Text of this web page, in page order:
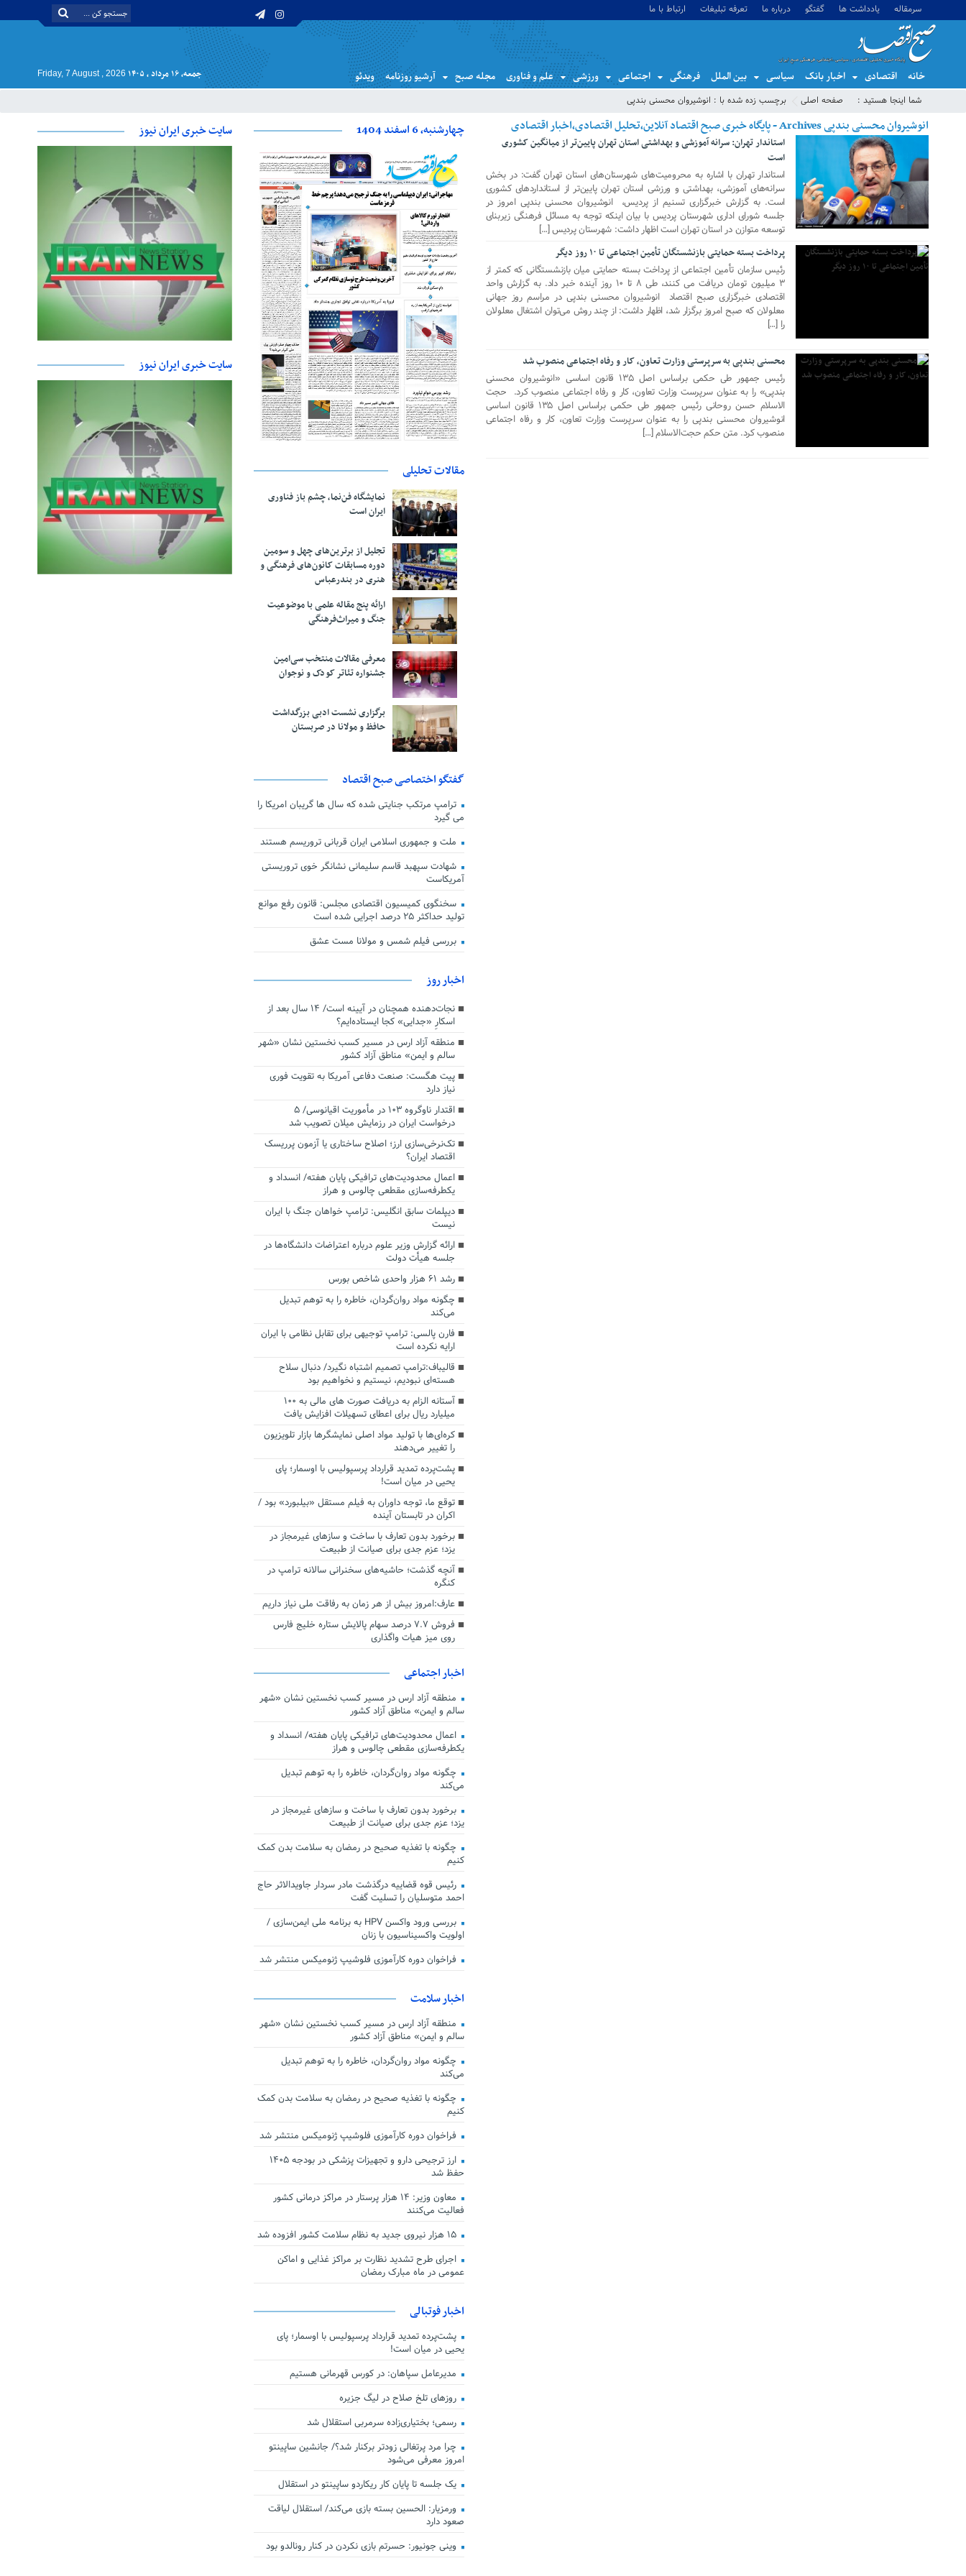
سرمقاله یادداشت ها گفتگو درباره ما تعرفه تبلیغات ارتباط با ما
خانه اقتصادی اخبار بانک سیاسی بین الملل فرهنگی اجتماعی ورزشی علم و فناوری مجله صبح آرشیو روزنامه ویدئو جمعه, ۱۶ مرداد , ۱۴۰۵ Friday, 7 August , 2026
شما اینجا هستید : صفحه اصلی برچسب زده شده با : انوشیروان محسنی بندپی
انوشیروان محسنی بندپی Archives - پایگاه خبری صبح اقتصاد آنلاین،تحلیل اقتصادی،اخبار اقتصادی
21 ژانویه 2019
استاندار تهران: سرانه‌ آموزشی و بهداشتی استان تهران پایین‌تر از میانگین کشوری
است
استاندار تهران با اشاره به محرومیت‌های شهرستان‌های استان تهران گفت: در بخش
سرانه‌های آموزشی، بهداشتی و ورزشی استان تهران پایین‌تر از استانداردهای کشوری
است. به گزارش خبرگزاری تسنیم از پردیس، انوشیروان محسنی بندپی امروز در
جلسه شورای اداری شهرستان پردیس با بیان اینکه توجه به مسائل فرهنگی زیربنای
توسعه متوازن در استان تهران است اظهار داشت: شهرستان پردیس […]
03 دسامبر 2018
پرداخت بسته حمایتی بازنشستگان تأمین اجتماعی تا ۱۰ روز دیگر
رئیس سازمان تأمین اجتماعی از پرداخت بسته حمایتی میان بازنشستگانی که کمتر از
۳ میلیون تومان دریافت می کنند، طی ۸ تا ۱۰ روز آینده خبر داد. به گزارش واحد
اقتصادی خبرگزاری صبح اقتصاد انوشیروان محسنی بندپی در مراسم روز جهانی
معلولان که صبح امروز برگزار شد، اظهار داشت: از چند روش می‌توان اشتغال معلولان
را […]
محسنی بندپی به سرپرستی وزارت تعاون، کار و رفاه اجتماعی منصوب شد
رئیس جمهور طی حکمی براساس اصل ۱۳۵ قانون اساسی «انوشیروان محسنی
بندپی» را به عنوان سرپرست وزارت تعاون، کار و رفاه اجتماعی منصوب کرد. حجت
الاسلام حسن روحانی رئیس جمهور طی حکمی براساس اصل ۱۳۵ قانون اساسی
انوشیروان محسنی بندپی را به عنوان سرپرست وزارت تعاون، کار و رفاه اجتماعی
منصوب کرد. متن حکم حجت‌الاسلام […]
چهارشنبه، 6 اسفند 1404
مقالات تحلیلی
نمایشگاه فن‌نما، چشم باز فناوری
ایران است
تجلیل از بر‌ترین‌های چهل و سومین
دوره مسابقات کانون‌های فرهنگی و
هنری در بندرعباس
ارائه پنج مقاله علمی با موضوعیت
جنگ و میراث‌فرهنگی
معرفی مقالات منتخب سی‌امین
جشنواره تئاتر کودک و نوجوان
برگزاری نشست ادبی بزرگداشت
حافظ و مولانا در صربستان
گفتگو اختصاصی صبح اقتصاد
ترامپ مرتکب جنایتی شده که سال ها گریبان امریکا را
می گیرد
ملت و جمهوری اسلامی ایران قربانی تروریسم هستند
شهادت سپهبد قاسم سلیمانی نشانگر خوی تروریستی
آمریکاست
سخنگوی کمیسیون اقتصادی مجلس: قانون رفع موانع
تولید حداکثر ۲۵ درصد اجرایی شده است
بررسی فیلم شمس و مولانا مست عشق
اخبار روز
نجات‌دهنده‌ همچنان در آیینه است/ ۱۴ سال بعد از
اسکارِ «جدایی» کجا ایستاده‌ایم؟
منطقه آزاد ارس در مسیر کسب نخستین نشان «شهر
سالم و ایمن» مناطق آزاد کشور
پیت هگست: صنعت دفاعی آمریکا به تقویت فوری
نیاز دارد
اقتدار ناوگروه ۱۰۳ در مأموریت‌ اقیانوسی/ ۵
درخواست ایران در رزمایش میلان تصویب شد
تک‌نرخی‌سازی ارز؛ اصلاح ساختاری یا آزمون پرریسک
اقتصاد ایران؟
اعمال محدودیت‌های ترافیکی پایان هفته/ انسداد و
یکطرفه‌سازی مقطعی چالوس و هراز
دیپلمات سابق انگلیس:‌ ترامپ خواهان جنگ با ایران
نیست
ارائه گزارش وزیر علوم درباره اعتراضات دانشگاه‌ها در
جلسه هیأت دولت
رشد ۶۱ هزار واحدی شاخص بورس
چگونه مواد روان‌گردان، خاطره را به توهم تبدیل
می‌کند
فارن پالسی: ترامپ توجیهی برای تقابل نظامی با ایران
ارایه نکرده است
قالیباف:ترامپ تصمیم اشتباه نگیرد/ دنبال سلاح
هسته‌ای نبودیم، نیستیم و نخواهیم بود
آستانه الزام به دریافت صورت های مالی به ۱۰۰
میلیارد ریال برای اعطای تسهیلات افزایش یافت
کره‌ای‌ها با تولید مواد اصلی نمایشگرها بازار تلویزیون
را تغییر می‌دهند
پشت‌پرده تمدید قرارداد پرسپولیس با اوسمار؛ پای
یحیی در میان است!
توقع ما، توجه داوران به فیلم مستقل «بیلبورد» بود /
اکران در تابستان آینده
برخورد بدون تعارف با ساخت‌ و سازهای غیرمجاز در
یزد؛ عزم جدی برای صیانت از طبیعت
آنچه گذشت؛ حاشیه‌های سخنرانی سالانه ترامپ در
کنگره
عارف:امروز بیش از هر زمان به رفاقت ملی نیاز داریم
فروش ۷.۷ درصد سهام پالایش ستاره خلیج فارس
روی میز هیات واگذاری
اخبار اجتماعی
منطقه آزاد ارس در مسیر کسب نخستین نشان «شهر
سالم و ایمن» مناطق آزاد کشور
اعمال محدودیت‌های ترافیکی پایان هفته/ انسداد و
یکطرفه‌سازی مقطعی چالوس و هراز
چگونه مواد روان‌گردان، خاطره را به توهم تبدیل
می‌کند
برخورد بدون تعارف با ساخت‌ و سازهای غیرمجاز در
یزد؛ عزم جدی برای صیانت از طبیعت
چگونه با تغذیه صحیح در رمضان به سلامت بدن کمک
کنیم
رئیس قوه قضاییه درگذشت مادر سردار جاویدالاثر حاج
احمد متوسلیان را تسلیت گفت
بررسی ورود واکسن HPV به برنامه ملی ایمن‌سازی /
اولویت واکسیناسیون با زنان
فراخوان دوره کارآموزی فلوشیپ ژنومیکس منتشر شد
اخبار سلامت
منطقه آزاد ارس در مسیر کسب نخستین نشان «شهر
سالم و ایمن» مناطق آزاد کشور
چگونه مواد روان‌گردان، خاطره را به توهم تبدیل
می‌کند
چگونه با تغذیه صحیح در رمضان به سلامت بدن کمک
کنیم
فراخوان دوره کارآموزی فلوشیپ ژنومیکس منتشر شد
ارز ترجیحی دارو و تجهیزات پزشکی در بودجه ۱۴۰۵
حفظ شد
معاون وزیر: ۱۴ هزار پرستار در مراکز درمانی کشور
فعالیت می‌کنند
۱۵ هزار نیروی جدید به نظام سلامت کشور افزوده شد
اجرای طرح تشدید نظارت بر مراکز غذایی و اماکن
عمومی در ماه مبارک رمضان
اخبار فوتبالی
پشت‌پرده تمدید قرارداد پرسپولیس با اوسمار؛ پای
یحیی در میان است!
مدیرعامل سپاهان: در کورس قهرمانی هستیم
روزهای تلخ صلاح در لیگ جزیره
رسمی؛ بختیاری‌زاده سرمربی استقلال شد
چرا مرد پرتغالی زودتر برکنار شد؟/ جانشین ساپینتو
امروز معرفی می‌شود
یک جلسه تا پایان کار ریکاردو ساپینتو در استقلال
ورمزیار: الحسین بسته بازی می‌کند/ استقلال لیاقت
صعود دارد
وینی جونیور: حسرتم بازی نکردن در کنار رونالدو بود
سایت خبری ایران نیوز
سایت خبری ایران نیوز